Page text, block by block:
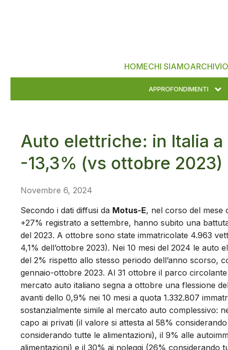
HOMECHI SIAMO
APPROFONDIMENTI
Auto elettriche: in Italia
-13,3% (vs ottobre 2023)
Novembre 6, 2024
Secondo i dati diffusi da Motus-E, nel corso del mese
+27% registrato a settembre, hanno subito una
del 2023. A ottobre sono state immatricolate 4.963
4,1% dell’ottobre 2023). Nei 10 mesi del 2024 le auto
del 2% rispetto allo stesso periodo dell’anno scorso,
gennaio-ottobre 2023. Al 31 ottobre il parco
mercato auto italiano segna a ottobre una flessione
avanti dello 0,9% nei 10 mesi a quota 1.332.807
sostanzialmente simile al mercato auto complessivo:
capo ai privati (il valore si attesta al 58%
considerando tutte le alimentazioni), il 9% alle
alimentazioni) e il 30% ai noleggi (26% considerando